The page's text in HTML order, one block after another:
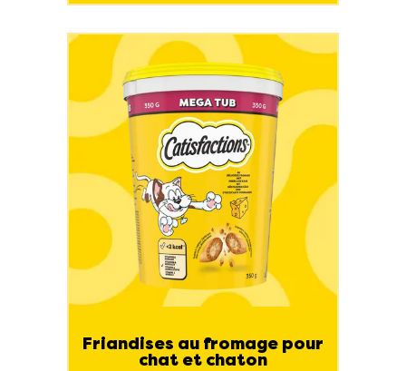
Friandises au fromage pour
chat et chaton